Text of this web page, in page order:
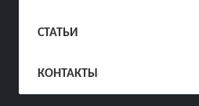
СТАТЬИ
КОНТАКТЫ